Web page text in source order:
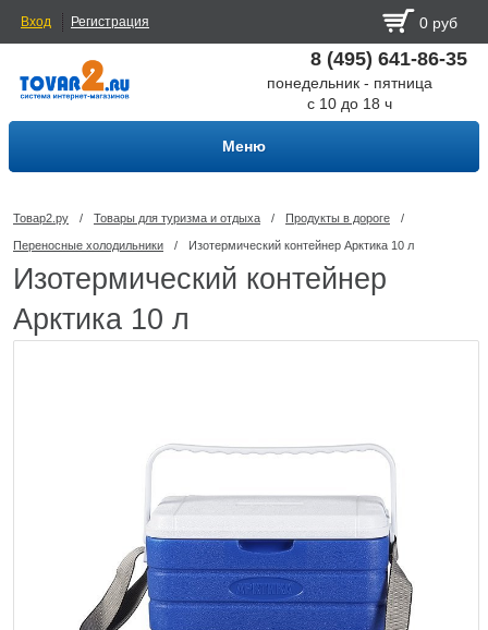
Вход Регистрация 0 руб
8 (495) 641-86-35
понедельник - пятница
с 10 до 18 ч
Меню
Товар2.ру / Товары для туризма и отдыха / Продукты в дороге /
Переносные холодильники / Изотермический контейнер Арктика 10 л
Изотермический контейнер
Арктика 10 л